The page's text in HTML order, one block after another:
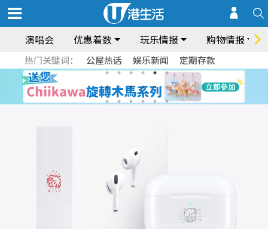
演唱会 优惠着数 玩乐情报 购物情报
热门关键词： 公屋热话 娱乐新闻 定期存款